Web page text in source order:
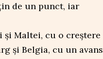
de un punct, iar
și Maltei, cu o creștere
și Belgia, cu un avans